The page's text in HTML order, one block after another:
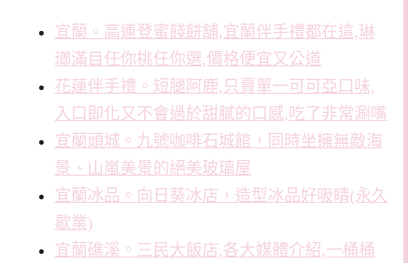
宜蘭。高連登蜜餞餅舖,宜蘭伴手禮都在這,琳
瑯滿目任你挑任你選,價格便宜又公道
花蓮伴手禮。短腿阿鹿,只賣單一可可亞口味,
入口即化又不會過於甜膩的口感,吃了非常涮嘴
宜蘭頭城。九號咖啡石城館，同時坐擁無敵海
景、山嵐美景的絕美玻璃屋
宜蘭冰品。向日葵冰店，造型冰品好吸睛(永久
歇業)
宜蘭礁溪。三民大飯店,各大媒體介紹,一桶桶